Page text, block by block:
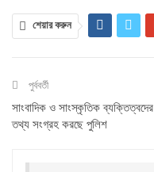
শেয়ার করুন
পুর্ববর্তী
সাংবাদিক ও সাংস্কৃতিক ব্যক্তিত্বদের
তথ্য সংগ্রহ করছে পুলিশ